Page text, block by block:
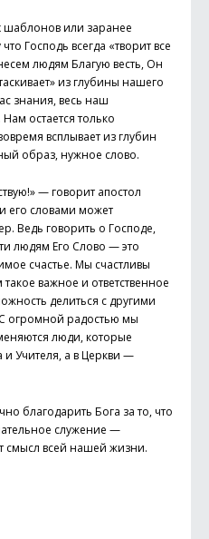
шаблонов или заранее
Господь всегда «творит все
людям Благую весть, Он
из глубины нашего
знания, весь наш
остается только
всплывает из глубин
образ, нужное слово.
— говорит апостол
его словами может
Ведь говорить о Господе,
людям Его Слово — это
счастье. Мы счастливы
важное и ответственное
делиться с другими
огромной радостью мы
люди, которые
и Учителя, а в Церкви —
благодарить Бога за то, что
служение —
смысл всей нашей жизни.